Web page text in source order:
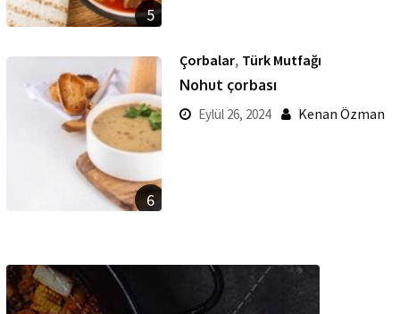
5
6
Çorbalar, Türk Mutfağı
Nohut çorbası
Eylül 26, 2024 Kenan Özman